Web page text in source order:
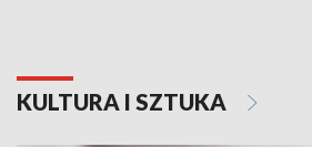
KULTURA I SZTUKA